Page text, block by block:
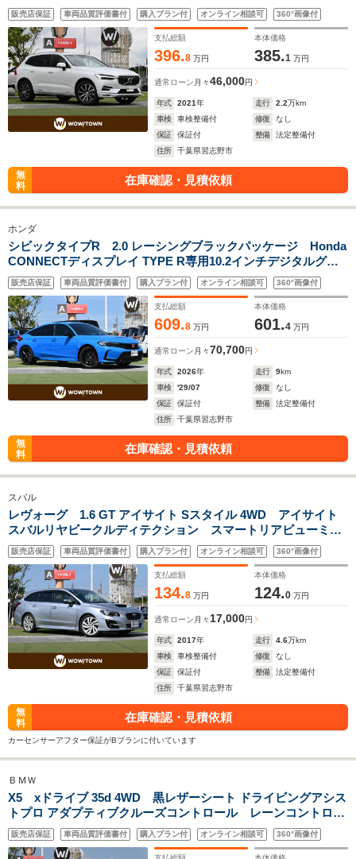
フ 黒革シート アダプティブクルーズ パワーシート パワーバ
ックドア アダプティブLEDライト 純正ナビ 360°カメラ
AppleCarPlay TV
販売店保証 車両品質評価書付 購入プラン付 オンライン相談可 360°画像付
支払総額
396.8 万円
本体価格
385.1 万円
通常ローン 月々46,000円
年式 2021年 走行 2.2万km
車検
車検整備付 修復
なし
保証
保証付 整備
法定整備付
住所
千葉県習志野市
無
料
在庫確認・見積依頼
ホンダ
シビックタイプR 2.0 レーシングブラックパッケージ Honda
CONNECTディスプレイ TYPE R専用10.2インチデジタルグラ
フィックメーター TV Apple CarPlay Android Auto Bluetooth
バックカメラ ETC2.0 ブレンボ製キャリバー Honda LogR
Racing Black Package専用装備
販売店保証 車両品質評価書付 購入プラン付 オンライン相談可 360°画像付
支払総額
609.8 万円
本体価格
601.4 万円
通常ローン 月々70,700円
年式 2026年 走行 9km
車検
'29/07 修復
なし
保証
保証付 整備
法定整備付
住所
千葉県習志野市
無
料
在庫確認・見積依頼
スバル
レヴォーグ 1.6 GT アイサイト Sスタイル 4WD アイサイト
スバルリヤビークルディテクション スマートリアビューミラ
ー 純正SDナビ 地デジTV DVD CD Bluetooth フロント サイド
バックカメラ 運転席パワーシート 前席シートヒーター ETC 純
正18インチアルミAW
販売店保証 車両品質評価書付 購入プラン付 オンライン相談可 360°画像付
支払総額
134.8 万円
本体価格
124.0 万円
通常ローン 月々 17,000円
年式 2017年 走行 4.6万km
車検
車検整備付 修復
なし
保証
保証付 整備
法定整備付
住所
千葉県習志野市
無
料
在庫確認・見積依頼
カーセンサーアフター保証がBプランに付いています
ＢＭＷ
X5 xドライブ 35d 4WD 黒レザーシート ドライビングアシス
トプロ アダプティブクルーズコントロール レーンコントロー
ルアシスト レーンチェンジアシスト アダプティブLEDヘッドラ
イト アンビエントライト パーキングアシストプラス
販売店保証 車両品質評価書付 購入プラン付 オンライン相談可 360°画像付